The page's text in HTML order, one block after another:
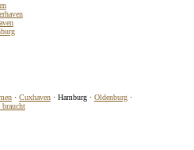
· Cuxhaven· Hamburg · Oldenburg·